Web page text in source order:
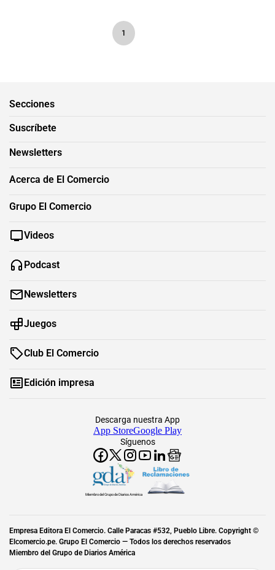
1
Secciones
Suscríbete
Newsletters
Acerca de El Comercio
Grupo El Comercio
Videos
Podcast
Newsletters
Juegos
Club El Comercio
Edición impresa
Síguenos
Descarga nuestra App
App StoreGoogle Play
Miembro del Grupo de Diarios América
Empresa Editora El Comercio. Calle Paracas #532, Pueblo Libre. Copyright ©
Elcomercio.pe. Grupo El Comercio — Todos los derechos reservados
Miembro del Grupo de Diarios América